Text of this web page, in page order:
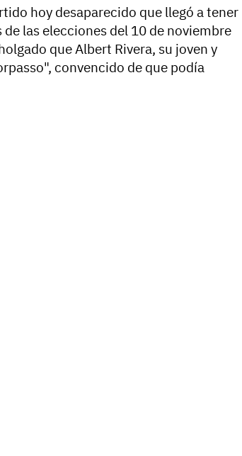
hoy desaparecido que llegó a tener
las elecciones del 10 de noviembre
que Albert Rivera, su joven y
convencido de que podía